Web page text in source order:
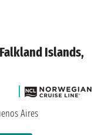
Islands,
Aires